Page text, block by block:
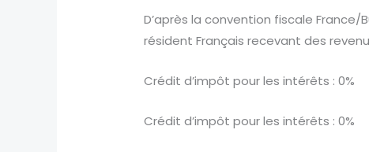
D’après la convention fiscale
résident Français recevant des
Crédit d’impôt pour les intérêts : 0%
Crédit d’impôt pour les intérêts : 0%